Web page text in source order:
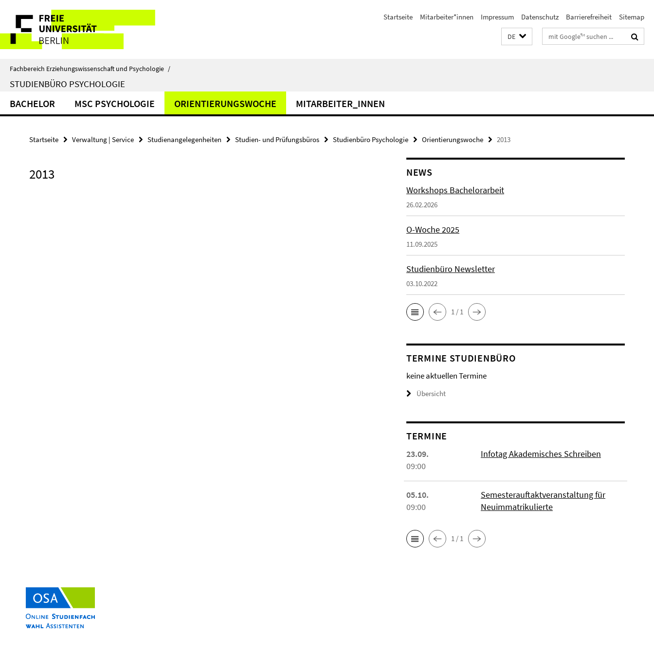
direkt
Inhalt
Service-
Navigation
Startseite Mitarbeiter*innen Impressum Datenschutz Barrierefreiheit Sitemap
DE Suchbegriffe
Fachbereich Erziehungswissenschaft und Psychologie /
STUDIENBÜRO PSYCHOLOGIE
BACHELOR MSC PSYCHOLOGIE ORIENTIERUNGSWOCHE MITARBEITER_INNEN
Startseite Verwaltung | Service Studienangelegenheiten Studien- und Prüfungsbüros Studienbüro Psychologie Orientierungswoche 2013
2013 NEWS
Workshops Bachelorarbeit
26.02.2026
O-Woche 2025
11.09.2025
Studienbüro Newsletter
03.10.2022
1 / 1
TERMINE STUDIENBÜRO
keine aktuellen Termine
Übersicht
TERMINE
23.09.
09:00
Infotag Akademisches Schreiben
05.10.
09:00
Semesterauftaktveranstaltung für
Neuimmatrikulierte
1 / 1